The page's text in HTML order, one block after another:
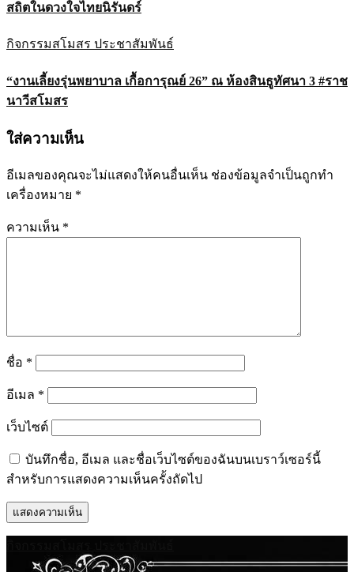
สถิตในดวงใจไทยนิรันดร์
กิจกรรมสโมสร ประชาสัมพันธ์
“งานเลี้ยงรุ่นพยาบาล เกื้อการุณย์ 26” ณ ห้องสินธูทัศนา 3 #ราช
นาวีสโมสร
ใส่ความเห็น
อีเมลของคุณจะไม่แสดงให้คนอื่นเห็น ช่องข้อมูลจำเป็นถูกทำ
เครื่องหมาย *
ความเห็น *
ชื่อ *
อีเมล *
เว็บไซต์
บันทึกชื่อ, อีเมล และชื่อเว็บไซต์ของฉันบนเบราว์เซอร์นี้
สำหรับการแสดงความเห็นครั้งถัดไป